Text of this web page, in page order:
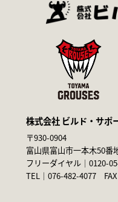
株式会社 ビルド・サポ
〒930-0904
富山県富山市一本木50番
フリーダイヤル｜0120-
TEL｜076-482-4077